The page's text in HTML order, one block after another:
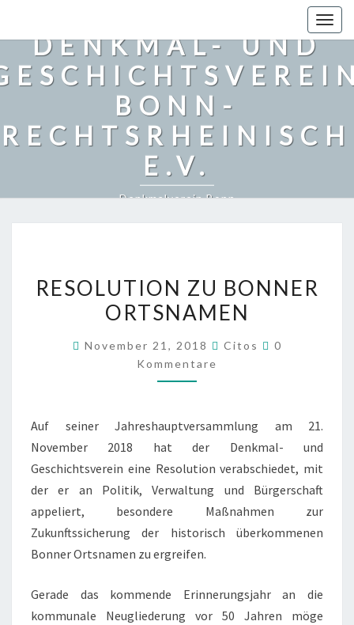
DENKMAL- UND
BONN-
RECHTSRHEINISCH
E.V.
Denkmalverein Bonn
E
S
U
I
N
Z
B
O
N
E
RESOLUTION ZU BONNER
ORTSNAMEN
November 21, 2018 Citos
K
A
R
E
0
Kommentare
Auf seiner Jahreshauptversammlung am 21.
November 2018 hat der Denkmal- und
Geschichtsverein eine Resolution verabschiedet, mit
der er an Politik, Verwaltung und Bürgerschaft
appeliert, besondere Maßnahmen zur
Zukunftssicherung der historisch überkommenen
Bonner Ortsnamen zu ergreifen.
Gerade das kommende Erinnerungsjahr an die
kommunale Neugliederung vor 50 Jahren möge